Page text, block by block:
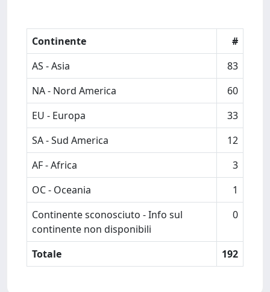
Continente
#
AS - Asia
83
NA - Nord America
60
EU - Europa
33
SA - Sud America
12
AF - Africa
3
OC - Oceania
1
Continente sconosciuto - Info sul
continente non disponibili
0
Totale 192